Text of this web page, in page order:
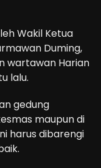
Wakil Ketua
Duming,
wartawan Harian
lalu.
gedung
maupun di
harus dibarengi